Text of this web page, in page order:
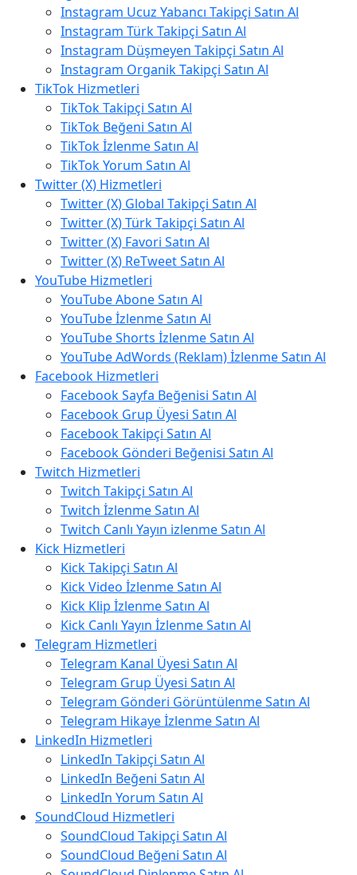
Instagram Ucuz Yabancı Takipçi Satın Al
Instagram Türk Takipçi Satın Al
Instagram Düşmeyen Takipçi Satın Al
Instagram Organik Takipçi Satın Al
TikTok Hizmetleri
TikTok Takipçi Satın Al
TikTok Beğeni Satın Al
TikTok İzlenme Satın Al
TikTok Yorum Satın Al
Twitter (X) Hizmetleri
Twitter (X) Global Takipçi Satın Al
Twitter (X) Türk Takipçi Satın Al
Twitter (X) Favori Satın Al
Twitter (X) ReTweet Satın Al
YouTube Hizmetleri
YouTube Abone Satın Al
YouTube İzlenme Satın Al
YouTube Shorts İzlenme Satın Al
YouTube AdWords (Reklam) İzlenme Satın Al
Facebook Hizmetleri
Facebook Sayfa Beğenisi Satın Al
Facebook Grup Üyesi Satın Al
Facebook Takipçi Satın Al
Facebook Gönderi Beğenisi Satın Al
Twitch Hizmetleri
Twitch Takipçi Satın Al
Twitch İzlenme Satın Al
Twitch Canlı Yayın izlenme Satın Al
Kick Hizmetleri
Kick Takipçi Satın Al
Kick Video İzlenme Satın Al
Kick Klip İzlenme Satın Al
Kick Canlı Yayın İzlenme Satın Al
Telegram Hizmetleri
Telegram Kanal Üyesi Satın Al
Telegram Grup Üyesi Satın Al
Telegram Gönderi Görüntülenme Satın Al
Telegram Hikaye İzlenme Satın Al
LinkedIn Hizmetleri
LinkedIn Takipçi Satın Al
LinkedIn Beğeni Satın Al
LinkedIn Yorum Satın Al
SoundCloud Hizmetleri
SoundCloud Takipçi Satın Al
SoundCloud Beğeni Satın Al